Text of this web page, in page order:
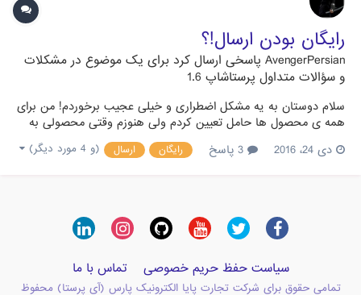
رایگان بودن ارسال!؟
AvengerPersian پاسخی ارسال کرد برای یک موضوع در مشکلات
و سؤالات متداول پرستاشاپ 1.6
سلام دوستان به یه مشکل اضطراری و خیلی عجیب برخوردم! من برای
همه ی محصول ها حامل تعیین کردم ولی هنوزم وقتی محصولی به
سبد خرید اضافه میشه مینویسه حامل رایگان و هزینه ارسال رو حساب
نمیکنه!! تازه مشکل از جایی بدتر میشه که وقتی تو سبد خرید بیشتر
دی 24، 2016 رایگان ارسال (و 4 مورد دیگر)
سیاست حفظ حریم خصوصی تماس با ما
تمامی حقوق برای شرکت تجارت پایا الکترونیک پارس (آی پرستا) محفوظ